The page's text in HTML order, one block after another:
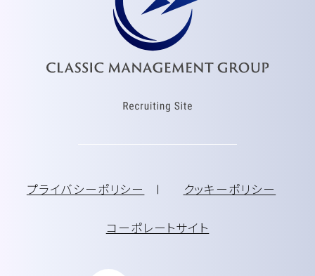
プライバシーポリシー クッキーポリシー
コーポレートサイト